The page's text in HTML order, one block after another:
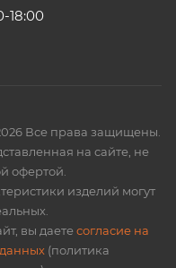
18:00
Все права защищены.
на сайте, не
офертой.
изделий могут
вы даетесогласие на
(политика